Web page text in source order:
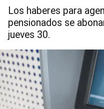
Los haberes para
pensionados se
jueves 30.